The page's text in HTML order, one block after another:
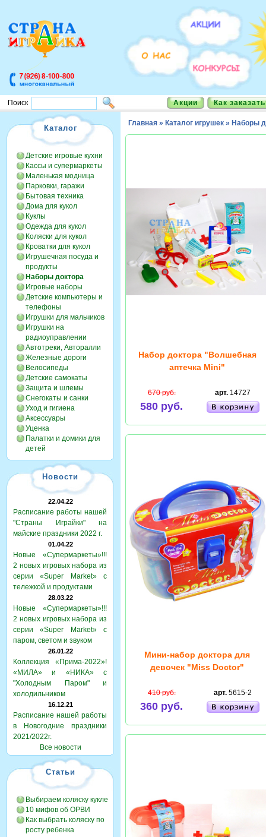
Поиск Акции Как
Каталог
Детские игровые кухни
Кассы и супермаркеты
Маленькая модница
Парковки, гаражи
Бытовая техника
Дома для кукол
Куклы
Одежда для кукол
Коляски для кукол
Кроватки для кукол
Игрушечная посуда и
продукты
Наборы доктора
Игровые наборы
Детские компьютеры и
телефоны
Игрушки для мальчиков
Игрушки на
радиоуправлении
Автотреки, Авторалли
Железные дороги
Велосипеды
Детские самокаты
Защита и шлемы
Снегокаты и санки
Уход и гигиена
Аксессуары
Уценка
Палатки и домики для
детей
Новости
22.04.22
Расписание работы нашей
"Страны Играйки" на
майские праздники 2022 г.
01.04.22
Новые «Супермаркеты»!!!
2 новых игровых набора из
серии «Super Market» с
тележкой и продуктами
28.03.22
Новые «Супермаркеты»!!!
2 новых игровых набора из
серии «Super Market» с
паром, светом и звуком
26.01.22
Коллекция «Прима-2022»!
«МИЛА» и «НИКА» с
"Холодным Паром" и
холодильником
16.12.21
Расписание нашей работы
в Новогодние праздники
2021/2022г.
Все новости
Статьи
Выбираем коляску кукле
10 мифов об ОРВИ
Как выбрать коляску по
росту ребенка
Главная » Каталог игрушек » Наборы
Набор доктора "Волшебная
аптечка Mini"
670 руб.
580 руб.
арт. 14727
Мини-набор доктора для
девочек "Miss Doctor"
410 руб.
360 руб.
арт. 5615-2